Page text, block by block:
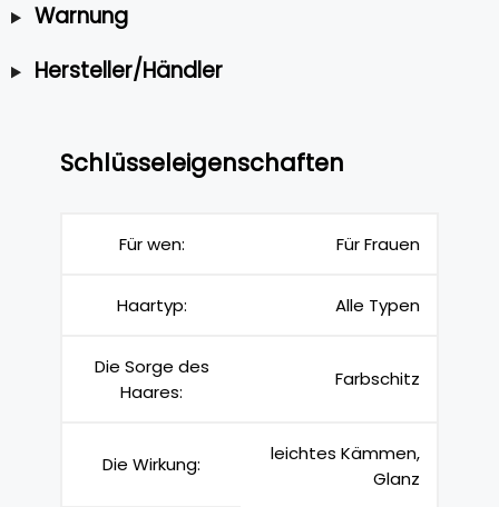
Warnung
Hersteller/Händler
Schlüsseleigenschaften
Für wen: Für Frauen
Haartyp: Alle Typen
Die Sorge des
Haares:
Farbschitz
Die Wirkung:
leichtes Kämmen,
Glanz